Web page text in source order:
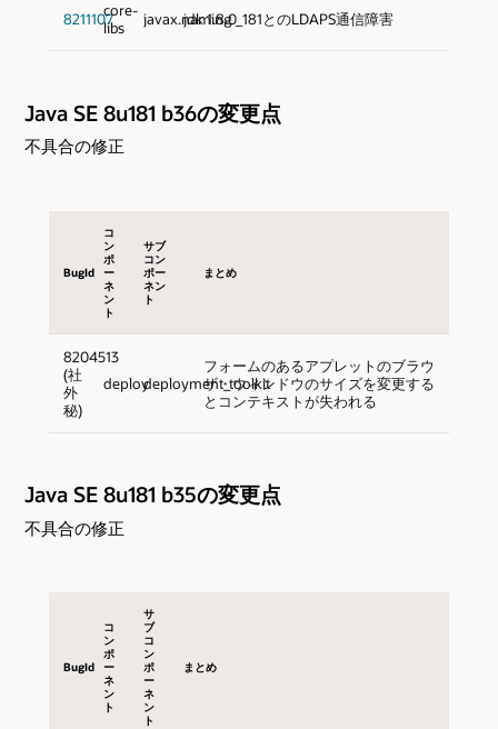
8211107core-
libs
javax.naming
jdk 1.8.0_181とのLDAPS通信障害
Java SE 8u181 b36の変更点
不具合の修正
BugId
コ
ン
ポ
ー
ネ
ン
ト
サブ
コン
ポー
ネン
ト
まとめ
8204513
(社
外
秘)
deploydeployment_toolkit
フォームのあるアプレットのブラウ
ザ・ウィンドウのサイズを変更する
とコンテキストが失われる
Java SE 8u181 b35の変更点
不具合の修正
BugId
コ
ン
ポ
ー
ネ
ン
ト
サ
ブ
コ
ン
ポ
ー
ネ
ン
ト
まとめ